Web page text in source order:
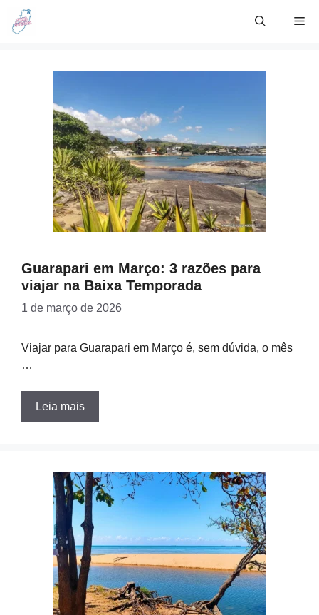
Skip
Guarapari em Março: 3 razões para
viajar na Baixa Temporada
1 de março de 2026
Viajar para Guarapari em Março é, sem dúvida, o mês
…
Leia mais